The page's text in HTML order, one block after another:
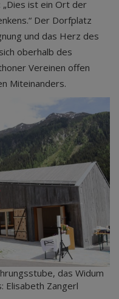
ist ein Ort der
Der Dorfplatz
und das Herz des
oberhalb des
Vereinen offen
Miteinanders.
das Widum
Elisabeth Zangerl